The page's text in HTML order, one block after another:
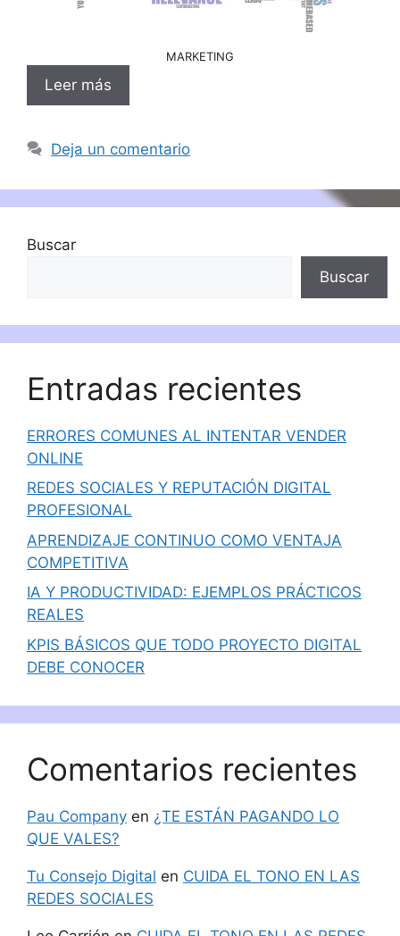
MARKETING
Leer más
Deja un comentario
Buscar
Buscar
Entradas recientes
ERRORES COMUNES AL INTENTAR VENDER
ONLINE
REDES SOCIALES Y REPUTACIÓN DIGITAL
PROFESIONAL
APRENDIZAJE CONTINUO COMO VENTAJA
COMPETITIVA
IA Y PRODUCTIVIDAD: EJEMPLOS PRÁCTICOS
REALES
KPIS BÁSICOS QUE TODO PROYECTO DIGITAL
DEBE CONOCER
Comentarios recientes
Pau Company en ¿TE ESTÁN PAGANDO LO
QUE VALES?
Tu Consejo Digital en CUIDA EL TONO EN LAS
REDES SOCIALES